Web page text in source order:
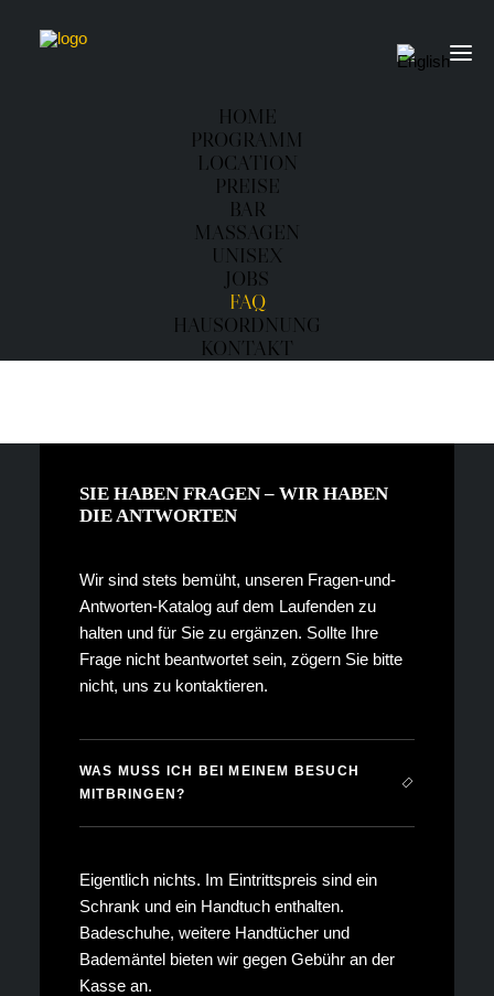
HOME
PROGRAMM
LOCATION
PREISE
BAR
MASSAGEN
UNISEX
JOBS
FAQ
HAUSORDNUNG
KONTAKT
SIE HABEN FRAGEN – WIR HABEN
DIE ANTWORTEN
Wir sind stets bemüht, unseren Fragen-und-
Antworten-Katalog auf dem Laufenden zu
halten und für Sie zu ergänzen. Sollte Ihre
Frage nicht beantwortet sein, zögern Sie bitte
nicht, uns zu kontaktieren.
WAS MUSS ICH BEI MEINEM BESUCH
MITBRINGEN?
Eigentlich nichts. Im Eintrittspreis sind ein
Schrank und ein Handtuch enthalten.
Badeschuhe, weitere Handtücher und
Bademäntel bieten wir gegen Gebühr an der
Kasse an.